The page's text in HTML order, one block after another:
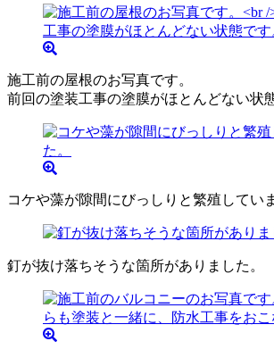
施工前の屋根のお写真です。
前回の塗装工事の塗膜がほとんどない状
コケや藻が隙間にびっしりと繁殖してい
釘が抜け落ちそうな箇所がありました。